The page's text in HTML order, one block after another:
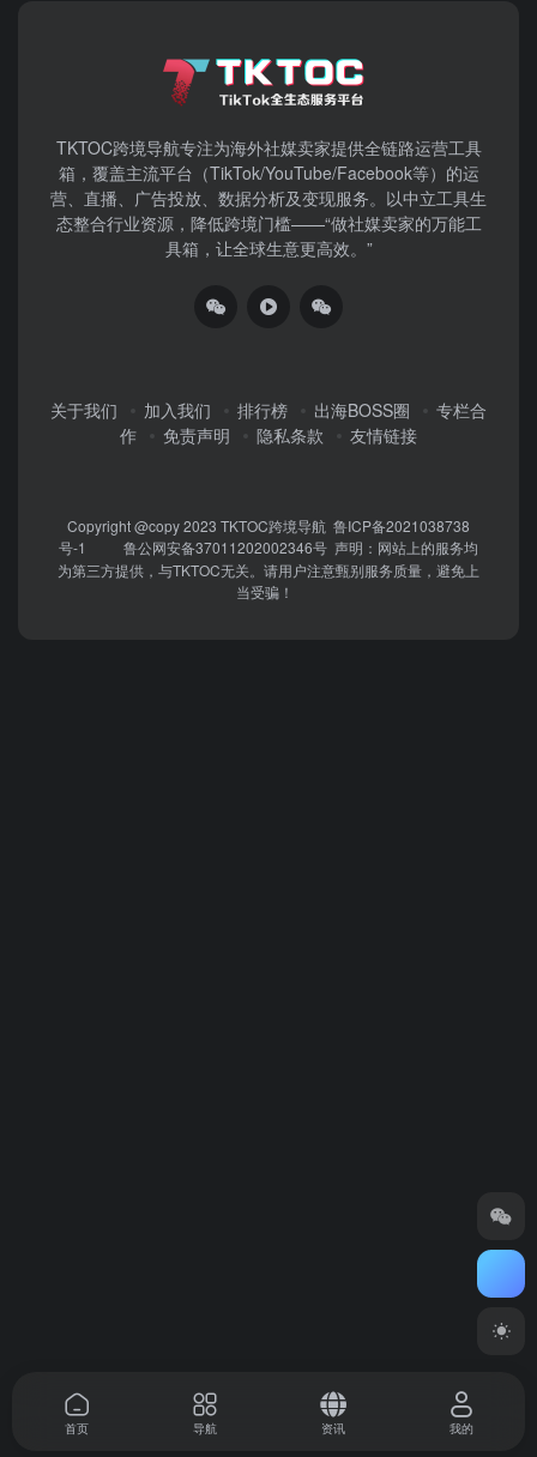
TKTOC跨境导航​专注为海外社媒卖家提供全链路运营工具
箱，覆盖主流平台（TikTok/YouTube/Facebook等）​的运
营、直播、广告投放、数据分析及变现服务。以中立工具生
态整合行业资源，降低跨境门槛——“做社媒卖家的万能工
具箱，让全球生意更高效。”
关于我们 加入我们 排行榜 出海BOSS圈
专栏合
作
免责声明 隐私条款 友情链接
Copyright @copy 2023 TKTOC跨境导航 鲁ICP备2021038738
号-1
鲁公网安备37011202002346号 声明：网站上的服务均
为第三方提供，与TKTOC无关。请用户注意甄别服务质量，避免上
当受骗！
首页 导航 资讯 我的